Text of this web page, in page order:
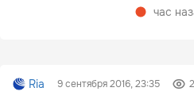
час
Ria 9 сентября 2016, 23:35